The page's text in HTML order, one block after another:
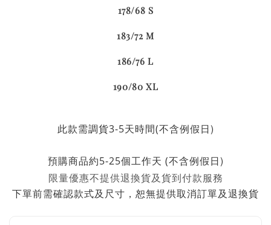
178/68 S
183/72 M
186/76 L
190/80 XL
此款需調貨3-5天時間(不含例假日)
預購商品約5-25個工作天 (不含例假日)
限量優惠不提供退換貨及貨到付款服務
下單前需確認款式及尺寸，恕無提供取消訂單及退換貨